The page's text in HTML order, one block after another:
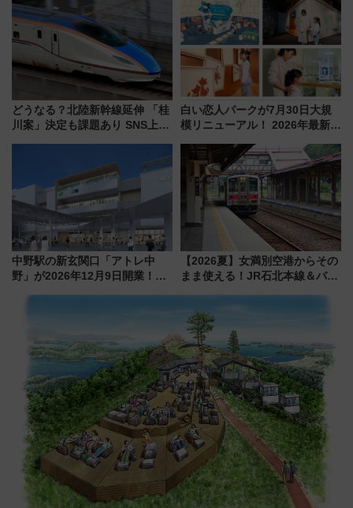
どうなる？北陸新幹線延伸 「桂
川案」決定も課題あり SNS上の
白い恋人パークが7月30日大規
模リニューアル！ 2026年最新の
と料金・アクセスを徹底解説
（札幌市）
中野駅の新玄関口「アトレ中
野」が2026年12月9日開業！新
【2026夏】女満別空港からその
まま使える！JR石北本線＆バス
ーパス」でおトクに道東観光
（8/3発売）